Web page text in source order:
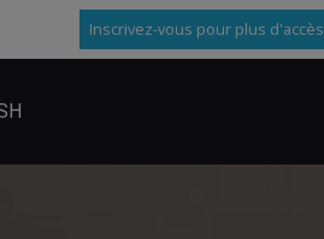
Inscrivez-vous pour plus d'accès